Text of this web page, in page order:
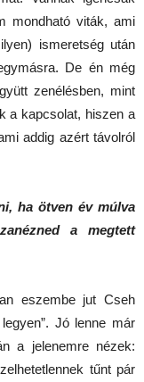
mondható viták, ami
ismeretség után
De én még
zenélésben, mint
a kapcsolat, hiszen a
addig azért távolról
ha ötven év múlva
a megtett
eszembe jut Cseh
Jó lenne már
a jelenemre nézek:
tűnt pár